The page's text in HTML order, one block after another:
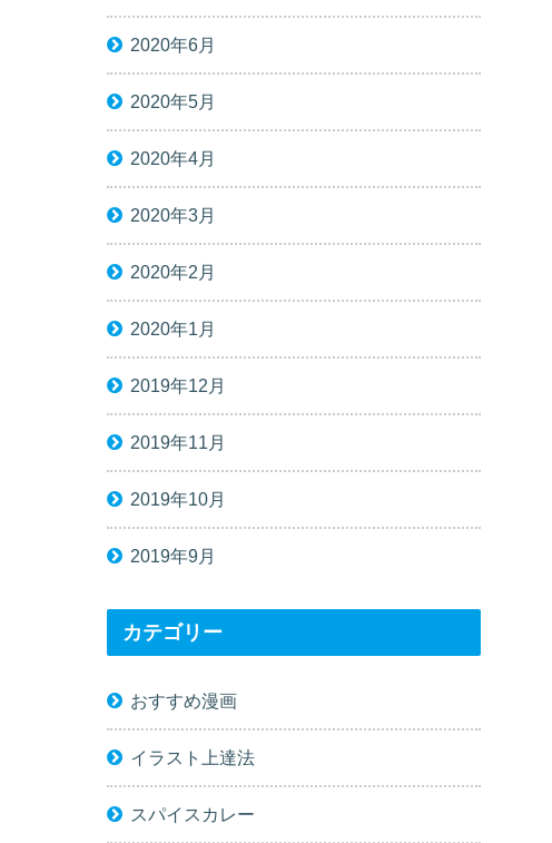
2020年6月
2020年5月
2020年4月
2020年3月
2020年2月
2020年1月
2019年12月
2019年11月
2019年10月
2019年9月
カテゴリー
おすすめ漫画
イラスト上達法
スパイスカレー